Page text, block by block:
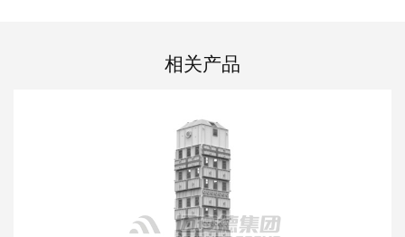
相关产品